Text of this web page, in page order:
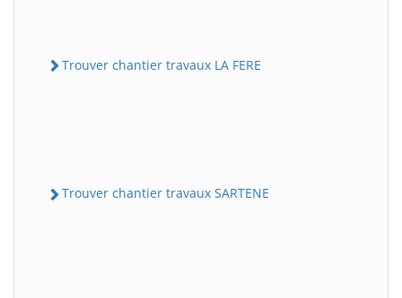
Trouver chantier travaux LA FERE
Trouver chantier travaux SARTENE